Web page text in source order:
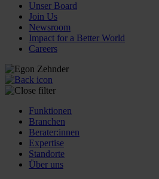
Unser Board
Join Us
Newsroom
Impact for a Better World
Careers
Funktionen
Branchen
Berater:innen
Expertise
Standorte
Über uns